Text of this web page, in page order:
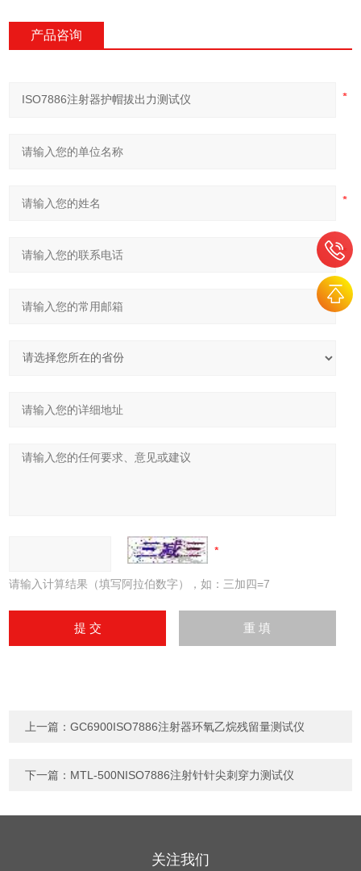
产品咨询
请输入计算结果（填写阿拉伯数字），如：三加四=7
上一篇：GC6900ISO7886注射器环氧乙烷残留量测试仪
下一篇： MTL-500NISO7886注射针针尖刺穿力测试仪
关注我们